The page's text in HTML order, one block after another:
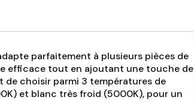
parfaitement à plusieurs pièces de
efficace tout en ajoutant une touche de
de choisir parmi 3 températures de
et blanc très froid (5000K), pour un